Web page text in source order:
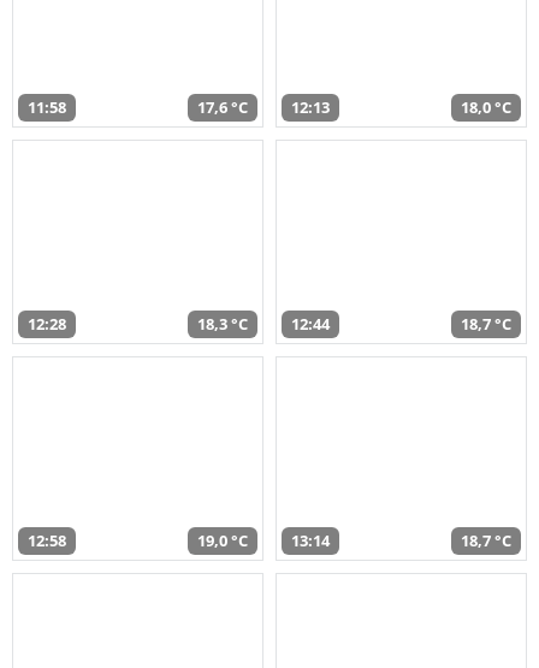
11:58 17,6 °C 12:13 18,0 °C
12:28 18,3 °C 12:44 18,7 °C
12:58 19,0 °C 13:14 18,7 °C